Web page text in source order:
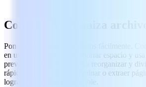
Combina y organiza
Pon orden en tus documentos fácilmente.
en un solo archivo para ahorrar espacio y
previa del organizador para reorganizar y
rápidamente, o añadir, eliminar o extraer
lograr un resultado impecable.